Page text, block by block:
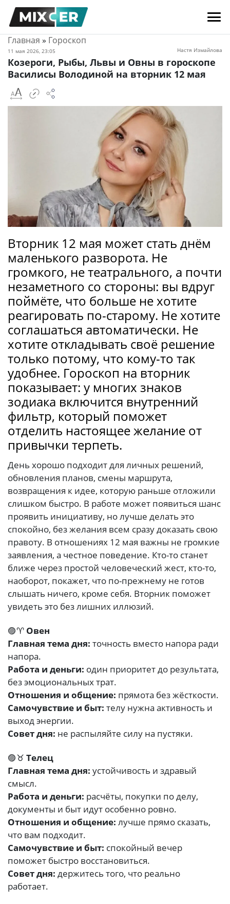
Главная » Гороскоп
11 мая 2026, 23:05 Настя Измайлова
Козероги, Рыбы, Львы и Овны в гороскопе
Василисы Володиной на вторник 12 мая
Вторник 12 мая может стать днём
маленького разворота. Не
громкого, не театрального, а почти
незаметного со стороны: вы вдруг
поймёте, что больше не хотите
реагировать по-старому. Не хотите
соглашаться автоматически. Не
хотите откладывать своё решение
только потому, что кому-то так
удобнее. Гороскоп на вторник
показывает: у многих знаков
зодиака включится внутренний
фильтр, который поможет
отделить настоящее желание от
привычки терпеть.
День хорошо подходит для личных решений,
обновления планов, смены маршрута,
возвращения к идее, которую раньше отложили
слишком быстро. В работе может появиться шанс
проявить инициативу, но лучше делать это
спокойно, без желания всем сразу доказать свою
правоту. В отношениях 12 мая важны не громкие
заявления, а честное поведение. Кто-то станет
ближе через простой человеческий жест, кто-то,
наоборот, покажет, что по-прежнему не готов
слышать ничего, кроме себя. Вторник поможет
увидеть это без лишних иллюзий.
🟣♈ Овен
Главная тема дня: точность вместо напора ради
напора.
Работа и деньги: один приоритет до результата,
без эмоциональных трат.
Отношения и общение: прямота без жёсткости.
Самочувствие и быт: телу нужна активность и
выход энергии.
Совет дня: не распыляйте силу на пустяки.
🟣♉ Телец
Главная тема дня: устойчивость и здравый
смысл.
Работа и деньги: расчёты, покупки по делу,
документы и быт идут особенно ровно.
Отношения и общение: лучше прямо сказать,
что вам подходит.
Самочувствие и быт: спокойный вечер
поможет быстро восстановиться.
Совет дня: держитесь того, что реально
работает.